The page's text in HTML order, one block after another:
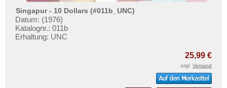
Singapur - 10 Dollars (#011b_UNC)
Datum: (1976)
Katalognr.: 011b
Erhaltung: UNC
25,99 €
zzgl. Versand